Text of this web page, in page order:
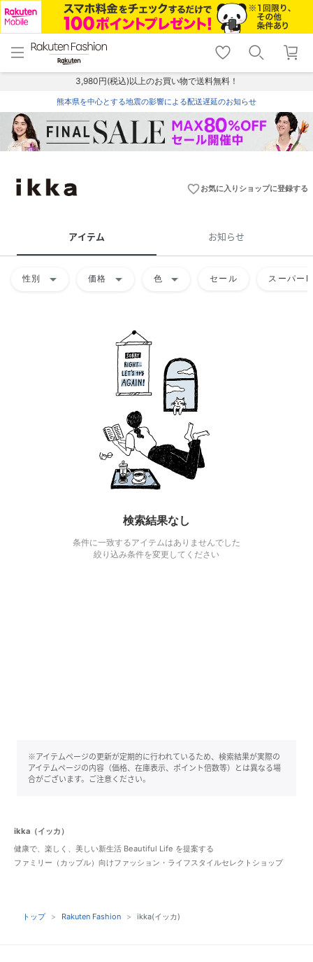
menu home
トップ
shopping_cart lock_outline
ログイン
3,980円(税込)以上のお買い物で送料無料！
熊本県を中心とする地震の影響による配送遅延のお知らせ
favorite_borderお気に入りショップに登録する
アイテム お知らせ
性別 arrow_drop_down 価格 arrow_drop_down 色 arrow_drop_down セール スーパー
検索結果なし
条件に一致するアイテムはありませんでした
絞り込み条件を変更してください
※アイテムページの更新が定期的に行われているため、検索結果が実際の
アイテムページの内容（価格、在庫表示、ポイント倍数等）とは異なる場
合がございます。ご注意ください。
ikka（イッカ）
健康で、楽しく、美しい新生活 Beautiful Life を提案する
ファミリー（カップル）向けファッション・ライフスタイルセレクトショップ
トップ Rakuten Fashion ikka(イッカ)